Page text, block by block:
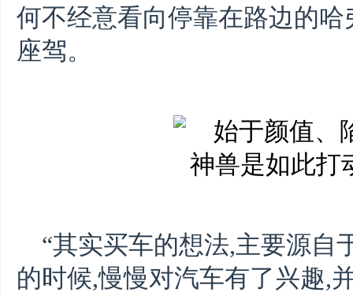
何不经意看向停靠在路边的
座驾。
“其实买车的想法,主要源自
的时候,慢慢对汽车有了兴趣,